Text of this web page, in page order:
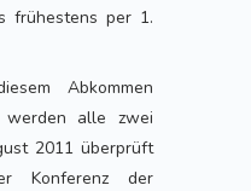
frühestens per 1.
Abkommen
werden alle zwei
2011 überprüft
Konferenz der